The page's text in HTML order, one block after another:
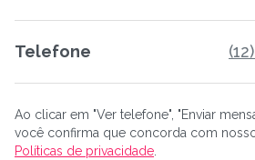
Telefone
Ao clicar em "Ver telefone", "Enviar
você confirma que concorda com
Políticas de privacidade